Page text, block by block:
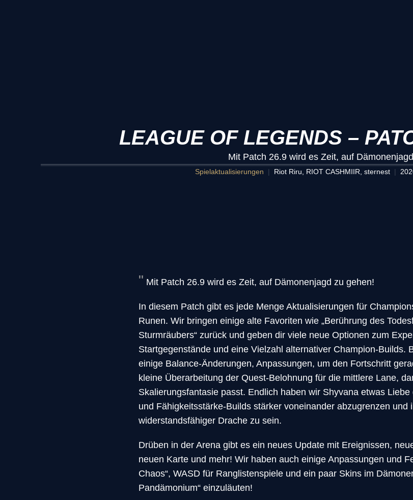
LEAGUE OF LEGENDS –
Mit Patch 26.9 wird es Zeit, auf
Spielaktualisierungen Riot Riru, RIOT CASHMIIR, sternest
Mit Patch 26.9 wird es Zeit, auf Dämonenjagd zu gehen!
In diesem Patch gibt es jede Menge Aktualisierungen für
Runen. Wir bringen einige alte Favoriten wie „Berührung des
Sturmräubers“ zurück und geben dir viele neue Optionen zum
Startgegenstände und eine Vielzahl alternativer Champion-Builds.
einige Balance-Änderungen, Anpassungen, um den Fortschritt
kleine Überarbeitung der Quest-Belohnung für die mittlere Lane,
Skalierungsfantasie passt. Endlich haben wir Shyvana etwas
und Fähigkeitsstärke-Builds stärker voneinander abzugrenzen und
widerstandsfähiger Drache zu sein.
Drüben in der Arena gibt es ein neues Update mit Ereignissen,
neuen Karte und mehr! Wir haben auch einige Anpassungen und
Chaos“, WASD für Ranglistenspiele und ein paar Skins im
Pandämonium“ einzuläuten!